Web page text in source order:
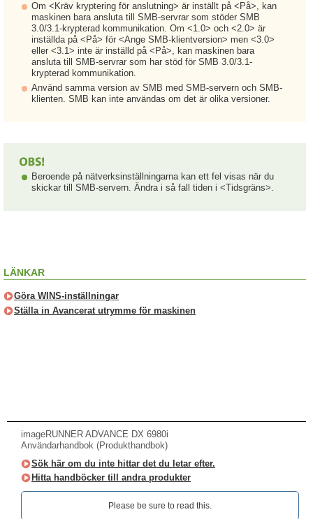
Om <Kräv kryptering för anslutning> är inställt på <På>, kan
maskinen bara ansluta till SMB-servrar som stöder SMB
3.0/3.1-krypterad kommunikation. Om <1.0> och <2.0> är
inställda på <På> för <Ange SMB-klientversion> men <3.0>
eller <3.1> inte är inställd på <På>, kan maskinen bara
ansluta till SMB-servrar som har stöd för SMB 3.0/3.1-
krypterad kommunikation.
Använd samma version av SMB med SMB-servern och SMB-
klienten. SMB kan inte användas om det är olika versioner.
Beroende på nätverksinställningarna kan ett fel visas när du
skickar till SMB-servern. Ändra i så fall tiden i <Tidsgräns>.
LÄNKAR
Göra WINS-inställningar
Ställa in Avancerat utrymme för maskinen
imageRUNNER ADVANCE DX 6980i
Användarhandbok (Produkthandbok)
Sök här om du inte hittar det du letar efter.
Hitta handböcker till andra produkter
Please be sure to read this.‎